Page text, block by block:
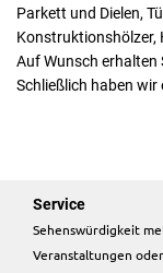
Parkett und Dielen,
Konstruktionshölzer,
Auf Wunsch erhalten
Schließlich haben
Service
Sehenswürdigkeit
Veranstaltungen